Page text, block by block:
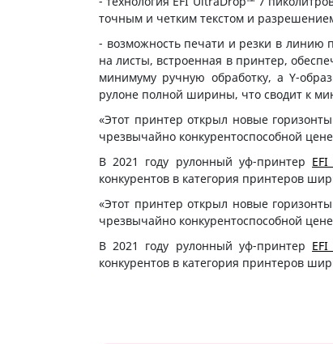
точным и четким текстом и
- возможность печати и резки в линию
на листы, встроенная в принтер,
минимуму ручную обработку, а Y-
рулоне полной ширины, что сводит к
«Этот принтер открыл новые
чрезвычайно конкурентоспособной
В 2021 году рулонный уф-принтер
конкурентов в категория принтеров
«Этот принтер открыл новые
чрезвычайно конкурентоспособной
В 2021 году рулонный уф-принтер
конкурентов в категория принтеров